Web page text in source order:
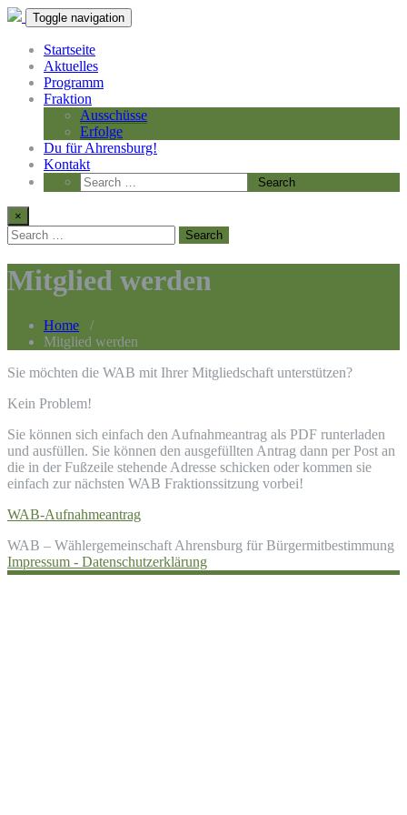
Toggle navigation
Startseite
Aktuelles
Programm
Fraktion
Ausschüsse
Erfolge
Du für Ahrensburg!
Kontakt
×
Mitglied werden
Home /
Mitglied werden
Sie möchten die WAB mit Ihrer Mitgliedschaft unterstützen?
Kein Problem!
Sie können sich einfach den Aufnahmeantrag als PDF runterladen
und ausfüllen. Sie können den ausgefüllten Antrag dann per Post an
die in der Fußzeile stehende Adresse schicken oder kommen sie
einfach zur nächsten WAB Fraktionssitzung vorbei!
WAB-Aufnahmeantrag
WAB – Wählergemeinschaft Ahrensburg für Bürgermitbestimmung
Impressum - Datenschutzerklärung